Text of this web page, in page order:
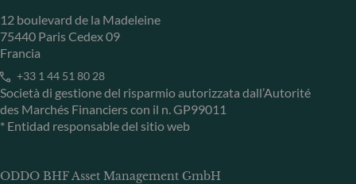
12 boulevard de la Madeleine
75440 Paris Cedex 09
Francia
+33 1 44 51 80 28
Società di gestione del risparmio autorizzata dall’Autorité
des Marchés Financiers con il n. GP99011
* Entidad responsable del sitio web
ODDO BHF Asset Management GmbH